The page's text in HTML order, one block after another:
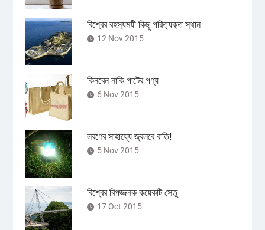
বিশ্বের রহস্যময়ী কিছু পরিত্যক্ত স্থান
12 Nov 2015
কিনবেন নাকি পাটের পণ্য
6 Nov 2015
লবণের সাহায্যে জ্বলবে বাতি!
5 Nov 2015
বিশ্বের বিপজ্জনক কয়েকটি সেতু
17 Oct 2015